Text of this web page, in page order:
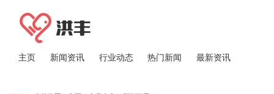
主页 新闻资讯 行业动态 热门新闻 最新资讯